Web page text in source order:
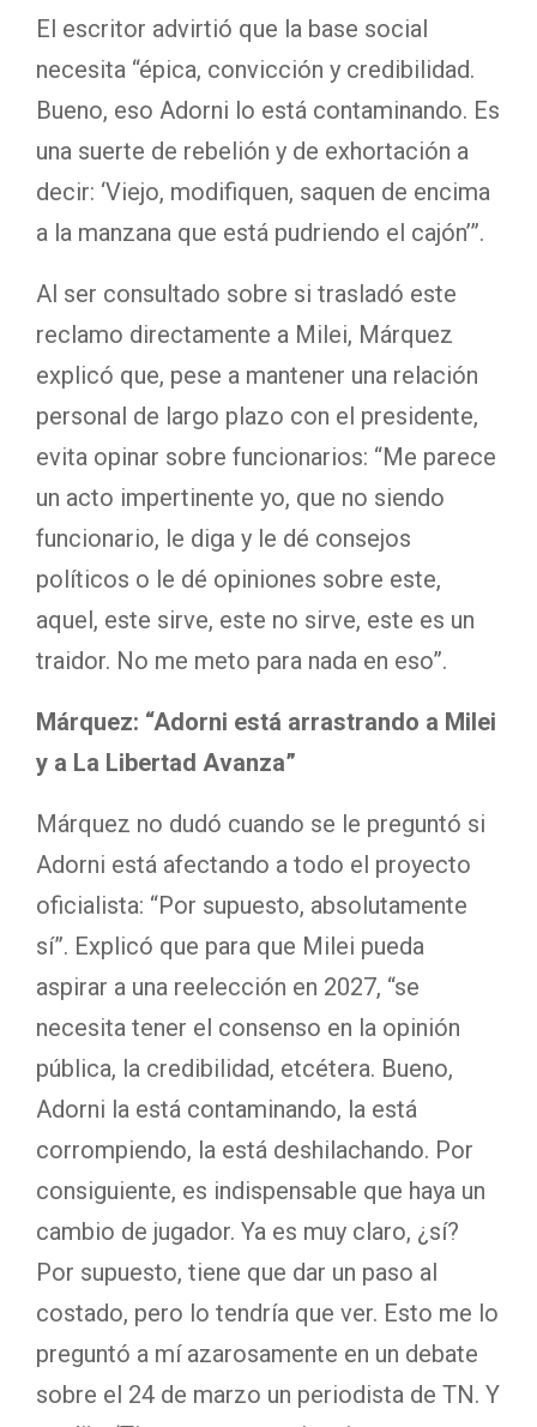
El escritor advirtió que la base social
necesita “épica, convicción y credibilidad.
Bueno, eso Adorni lo está contaminando. Es
una suerte de rebelión y de exhortación a
decir: ‘Viejo, modifiquen, saquen de encima
a la manzana que está pudriendo el cajón’”.
Al ser consultado sobre si trasladó este
reclamo directamente a Milei, Márquez
explicó que, pese a mantener una relación
personal de largo plazo con el presidente,
evita opinar sobre funcionarios: “Me parece
un acto impertinente yo, que no siendo
funcionario, le diga y le dé consejos
políticos o le dé opiniones sobre este,
aquel, este sirve, este no sirve, este es un
traidor. No me meto para nada en eso”.
Márquez: “Adorni está arrastrando a Milei
y a La Libertad Avanza”
Márquez no dudó cuando se le preguntó si
Adorni está afectando a todo el proyecto
oficialista: “Por supuesto, absolutamente
sí”. Explicó que para que Milei pueda
aspirar a una reelección en 2027, “se
necesita tener el consenso en la opinión
pública, la credibilidad, etcétera. Bueno,
Adorni la está contaminando, la está
corrompiendo, la está deshilachando. Por
consiguiente, es indispensable que haya un
cambio de jugador. Ya es muy claro, ¿sí?
Por supuesto, tiene que dar un paso al
costado, pero lo tendría que ver. Esto me lo
preguntó a mí azarosamente en un debate
sobre el 24 de marzo un periodista de TN. Y